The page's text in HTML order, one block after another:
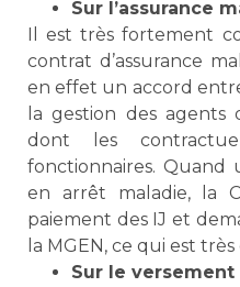
Sur l’assurance
Il est très fortement
contrat d’assurance
en effet un accord
la gestion des agents
dont les
fonctionnaires.
en arrêt maladie, la
paiement des IJ et
la MGEN, ce qui est
Sur le versement